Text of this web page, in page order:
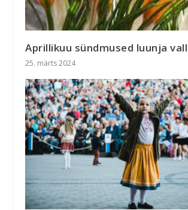
Aprillikuu sündmused luunja
25. märts 2024